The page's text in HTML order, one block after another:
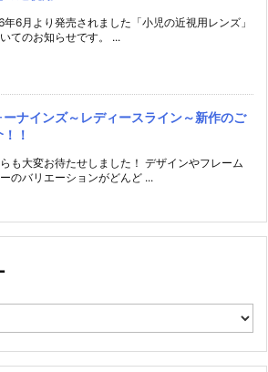
年6月より発売されました「小児の近視用レンズ」
てのお知らせです。 ...
ーナインズ～レディースライン～新作のご
！
らも大変お待たせしました！ デザインやフレーム
のバリエーションがどんど ...